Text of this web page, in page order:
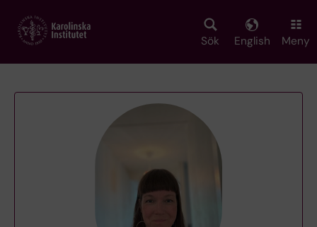
main
Sök English Meny